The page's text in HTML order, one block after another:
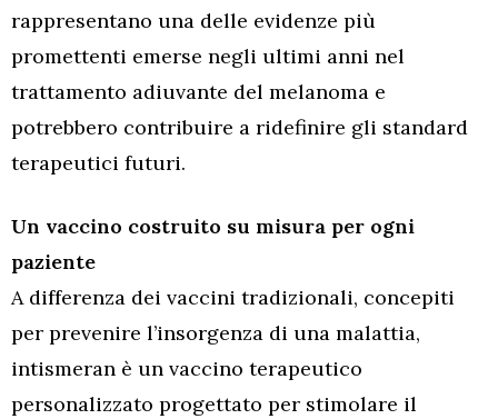
rappresentano una delle evidenze più
promettenti emerse negli ultimi anni nel
trattamento adiuvante del melanoma e
potrebbero contribuire a ridefinire gli standard
terapeutici futuri.
Un vaccino costruito su misura per ogni
paziente
A differenza dei vaccini tradizionali, concepiti
per prevenire l’insorgenza di una malattia,
intismeran è un vaccino terapeutico
personalizzato progettato per stimolare il